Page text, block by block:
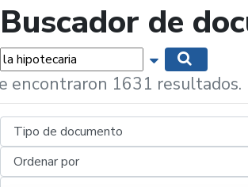
Buscador de
Mostrar
encontraron 1631 resultados.